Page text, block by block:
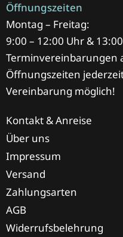
Öffnungszeiten
Montag – Freitag:
9:00 – 12:00 Uhr &
Terminvereinbarungen
Öffnungszeiten
Vereinbarung möglich!
Kontakt & Anreise
Über uns
Impressum
Versand
Zahlungsarten
AGB
Widerrufsbelehrung